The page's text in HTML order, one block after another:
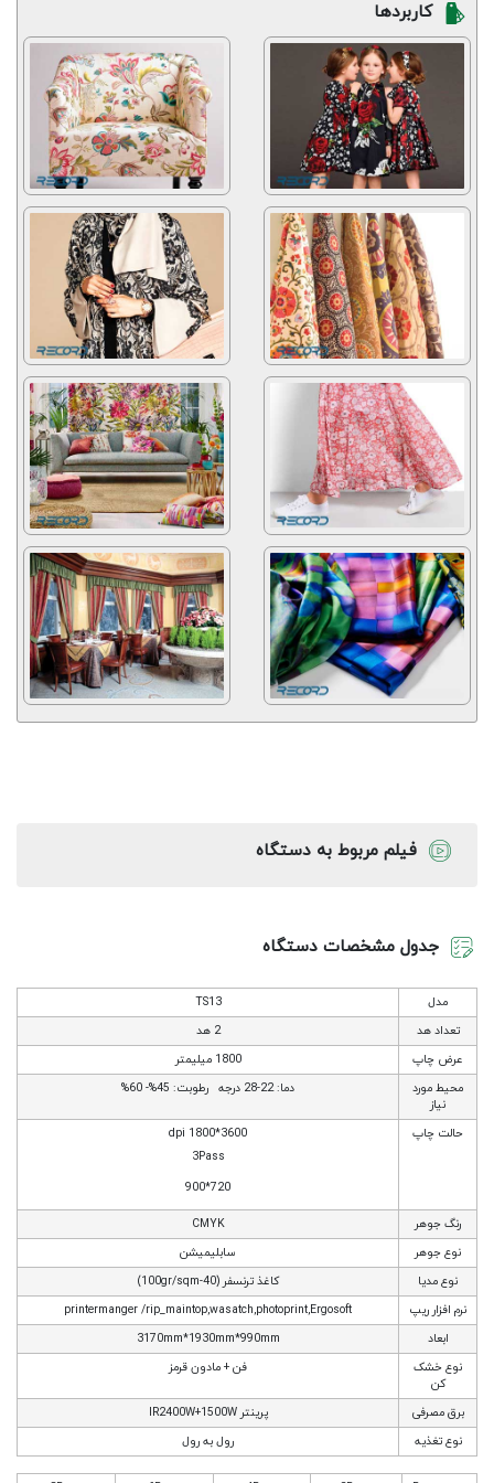
کاربردها
فیلم مربوط به دستگاه
جدول مشخصات دستگاه
مدل
TS13
تعداد هد
2 هد
عرض چاپ
1800 میلیمتر
محیط مورد
نیاز
دما: 22-28 درجه رطوبت: 45%- 60%
حالت چاپ
3600*1800 dpi
3Pass
720*900
رنگ جوهر
CMYK
نوع جوهر
سابلیمیشن
نوع مدیا
کاغذ ترنسفر (40-100gr/sqm)
نرم افزار ریپ
printermanger /rip_maintop,wasatch,photoprint,Ergosoft
ابعاد
3170mm*1930mm*990mm
نوع خشک
کن
فن + مادون قرمز
برق مصرفی
پرینتر IR2400W+1500W
نوع تغذیه
رول به رول